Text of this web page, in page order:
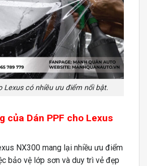
Lexus có nhiều ưu điểm nổi bật.
của Dán PPF cho Lexus
NX300 mang lại nhiều ưu điểm
bảo vệ lớp sơn và duy trì vẻ đẹp